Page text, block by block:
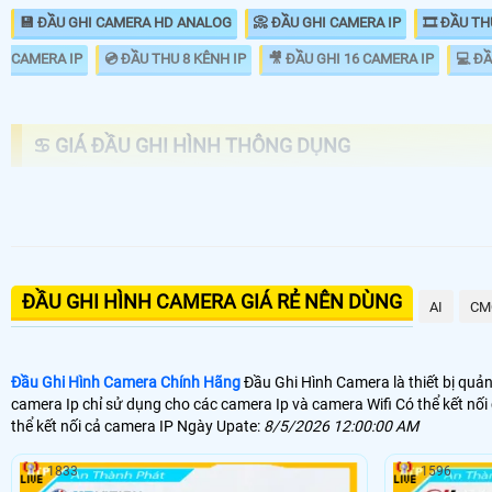
💾 ĐẦU GHI CAMERA HD ANALOG 📀 ĐẦU GHI CAMERA IP 🎞 ĐẦU
CAMERA IP 💿 ĐẦU THU 8 KÊNH IP 🎥 ĐẦU GHI 16 CAMERA IP 💻
♋ GIÁ ĐẦU GHI HÌNH THÔNG DỤNG
📦 Đầu Ghi 4 Kênh KBvision
🗄 Đầu Ghi Hính 16 Kênh Hikvision
📬 Đầu Ghi 4 kênh Dahua FULL HD 1080P
ĐẦU GHI HÌNH CAMERA GIÁ RẺ NÊN DÙNG AI
Đầu Ghi Hình Camera Chính HãngĐầu Ghi Hình Camera là thiết bị
camera Ip chỉ sử dụng cho các camera Ip và camera Wifi Có thể kết
thể kết nối cả camera IP Ngày Upate: 8/5/2026 12:00:00 AM
1833 1596